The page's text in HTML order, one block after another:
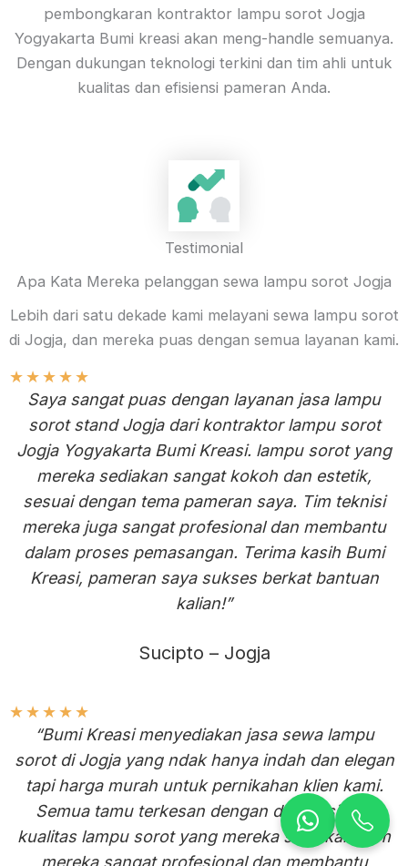
pembongkaran kontraktor lampu sorot Jogja
Yogyakarta Bumi kreasi akan meng-handle semuanya.
Dengan dukungan teknologi terkini dan tim ahli untuk
kualitas dan efisiensi pameran Anda.
Testimonial
Apa Kata Mereka pelanggan sewa lampu sorot Jogja
Lebih dari satu dekade kami melayani sewa lampu sorot
di Jogja, dan mereka puas dengan semua layanan kami.
★★★★★
Saya sangat puas dengan layanan jasa lampu
sorot stand Jogja dari kontraktor lampu sorot
Jogja Yogyakarta Bumi Kreasi. lampu sorot yang
mereka sediakan sangat kokoh dan estetik,
sesuai dengan tema pameran saya. Tim teknisi
mereka juga sangat profesional dan membantu
dalam proses pemasangan. Terima kasih Bumi
Kreasi, pameran saya sukses berkat bantuan
kalian!”
Sucipto – Jogja
★★★★★
“Bumi Kreasi menyediakan jasa sewa lampu
sorot di Jogja yang ndak hanya indah dan elegan
tapi harga murah untuk pernikahan klien kami.
Semua tamu terkesan dengan dekorasi dan
kualitas lampu sorot yang mereka sediakan. Tim